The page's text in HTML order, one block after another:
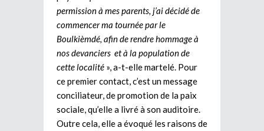
permission à mes parents, j’ai décidé de
commencer ma tournée par le
Boulkièmdé, afin de rendre hommage à
nos devanciers et à la population de
cette localité », a-t-elle martelé. Pour
ce premier contact, c’est un message
conciliateur, de promotion de la paix
sociale, qu’elle a livré à son auditoire.
Outre cela, elle a évoqué les raisons de